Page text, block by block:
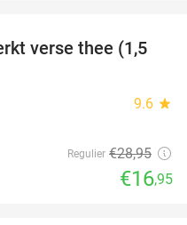
41%
verse thee (1,5
9.6 star
Regulier €28,95
€16,95